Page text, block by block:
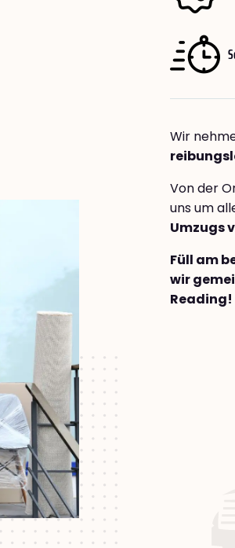
Wir
Von der
uns um
Umzugs
Füll am
wir
Reading!